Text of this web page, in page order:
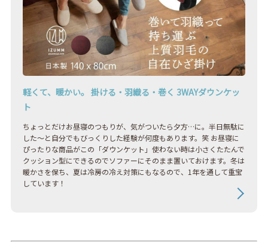
軽くて、暖かい。 掛ける・羽織る・巻く 3WAYダウンケッ
ト
ちょっとだけお昼寝のつもりが、気がついたら夕方…に。半日無駄に
した〜と自分でもびっくりした経験が何度もあります。笑 お昼寝に
ぴったりな商品がこの「ダウンケット」使わない時は小さくたたんで
クッション型にできるのでソファーにそのまま置いておけます。冬は
暖かさを保ち、夏は冷房の冷え対策にもなるので、1年を通して重宝
しています！